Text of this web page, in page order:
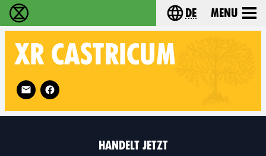
extinction rebellion - Home Choose your
de Menu
XR CASTRICUM
Follow XR Castricum on
HANDELT JETZT